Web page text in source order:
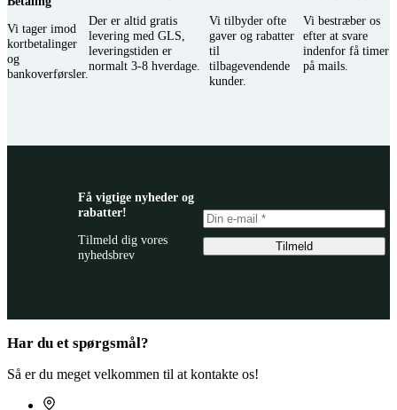
varesiden
Vi tager imod
kortbetalinger
og
bankoverførsler.
Der er altid gratis
levering med GLS,
leveringstiden er
normalt 3-8 hverdage.
Vi tilbyder ofte
gaver og rabatter
til
tilbagevendende
kunder.
Vi bestræber os
efter at svare
indenfor få timer
på mails.
Få vigtige nyheder og
rabatter!
Tilmeld dig vores
nyhedsbrev
Tilmeld
Har du et spørgsmål?
Så er du meget velkommen til at kontakte os!